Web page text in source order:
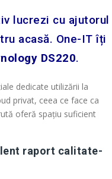
lucrezi cu ajutorul
acasă. One-IT îți
DS220.
dedicate utilizării la
privat, ceea ce face ca
oferă spațiu suficient
raport calitate-